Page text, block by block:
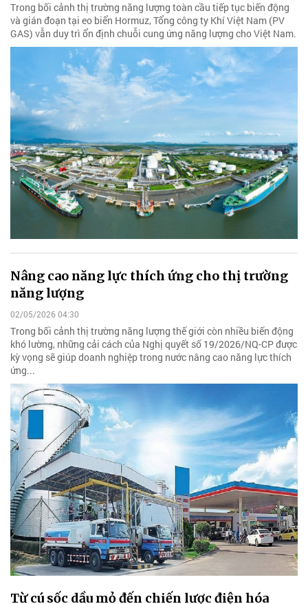
Trong bối cảnh thị trường năng lượng toàn cầu tiếp tục biến động
và gián đoạn tại eo biển Hormuz, Tổng công ty Khí Việt Nam (PV
GAS) vẫn duy trì ổn định chuỗi cung ứng năng lượng cho Việt Nam.
Nâng cao năng lực thích ứng cho thị trường
năng lượng
02/05/2026 04:30
Trong bối cảnh thị trường năng lượng thế giới còn nhiều biến động
khó lường, những cải cách của Nghị quyết số 19/2026/NQ-CP được
kỳ vọng sẽ giúp doanh nghiệp trong nước nâng cao năng lực thích
ứng...
Từ cú sốc dầu mỏ đến chiến lược điện hóa